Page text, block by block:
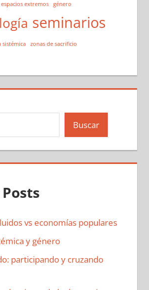
espacios extremos género
seminarios
sistémica zonas de sacrificio
Buscar
vs economías populares
y género
participando y cruzando